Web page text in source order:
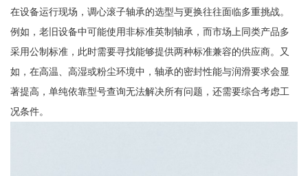
在设备运行现场，调心滚子轴承的选型与更换往往面临多重挑战。
例如，老旧设备中可能使用非标准英制轴承，而市场上同类产品多
采用公制标准，此时需要寻找能够提供两种标准兼容的供应商。又
如，在高温、高湿或粉尘环境中，轴承的密封性能与润滑要求会显
著提高，单纯依靠型号查询无法解决所有问题，还需要综合考虑工
况条件。